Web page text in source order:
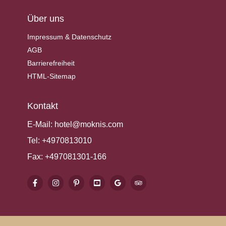
Über uns
Impressum & Datenschutz
AGB
Barrierefreiheit
HTML-Sitemap
Kontakt
E-Mail: hotel@moknis.com
Tel: +4970813010
Fax: +497081301-166